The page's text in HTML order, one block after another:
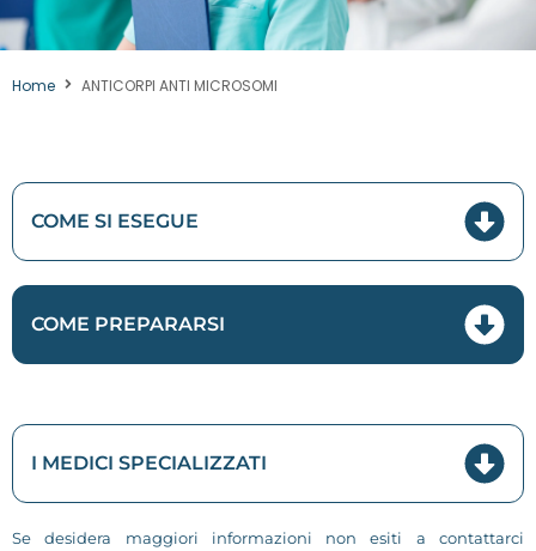
Home ANTICORPI ANTI MICROSOMI
COME SI ESEGUE
COME PREPARARSI
I MEDICI SPECIALIZZATI
Se desidera maggiori informazioni non esiti a contattarci